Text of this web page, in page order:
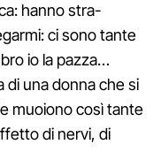
hanno stra-
ci sono tante
io la pazza…
di una donna che si
muoiono così tante
di nervi, di